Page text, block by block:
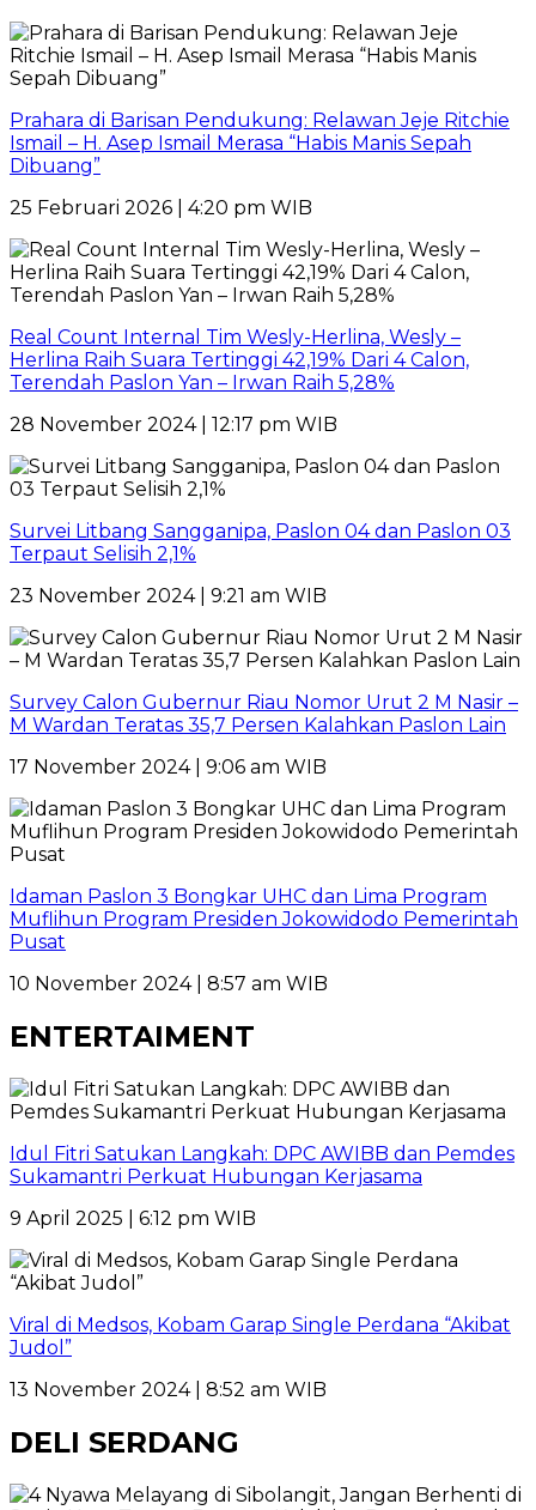
Prahara di Barisan Pendukung: Relawan Jeje Ritchie
Ismail – H. Asep Ismail Merasa “Habis Manis Sepah
Dibuang”
25 Februari 2026 | 4:20 pm WIB
Real Count Internal Tim Wesly-Herlina, Wesly –
Herlina Raih Suara Tertinggi 42,19% Dari 4 Calon,
Terendah Paslon Yan – Irwan Raih 5,28%
28 November 2024 | 12:17 pm WIB
Survei Litbang Sangganipa, Paslon 04 dan Paslon 03
Terpaut Selisih 2,1%
23 November 2024 | 9:21 am WIB
Survey Calon Gubernur Riau Nomor Urut 2 M Nasir –
M Wardan Teratas 35,7 Persen Kalahkan Paslon Lain
17 November 2024 | 9:06 am WIB
Idaman Paslon 3 Bongkar UHC dan Lima Program
Muflihun Program Presiden Jokowidodo Pemerintah
Pusat
10 November 2024 | 8:57 am WIB
ENTERTAIMENT
Idul Fitri Satukan Langkah: DPC AWIBB dan Pemdes
Sukamantri Perkuat Hubungan Kerjasama
9 April 2025 | 6:12 pm WIB
Viral di Medsos, Kobam Garap Single Perdana “Akibat
Judol”
13 November 2024 | 8:52 am WIB
DELI SERDANG